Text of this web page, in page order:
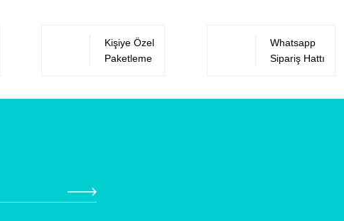
Kişiye Özel
Paketleme
Whatsapp
Sipariş Hattı